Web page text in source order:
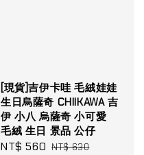
[現貨]吉伊卡哇 毛絨娃娃
生日烏薩奇 CHIIKAWA 吉
伊 小八 烏薩奇 小可愛
毛絨 生日 景品 公仔
Sale
NT$ 560 Regular
NT$ 630